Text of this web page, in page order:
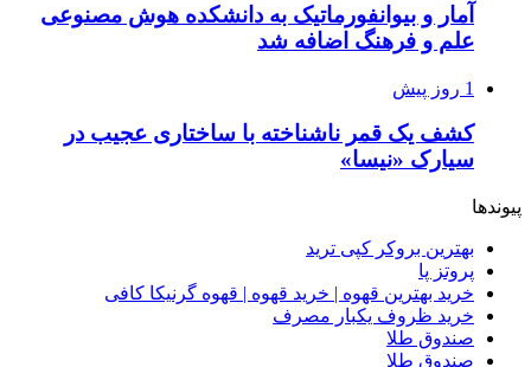
آمار و بیوانفورماتیک به دانشکده هوش مصنوعی
علم و فرهنگ اضافه شد
1 روز پیش
کشف یک قمر ناشناخته با ساختاری عجیب در
سیارک «نیسا»
پیوندها
بهترین بروکر کپی ترید
پروتز پا
خرید بهترین قهوه | خرید قهوه | قهوه گرنیکا کافی
خرید ظروف یکبار مصرف
صندوق طلا
صندوق طلا